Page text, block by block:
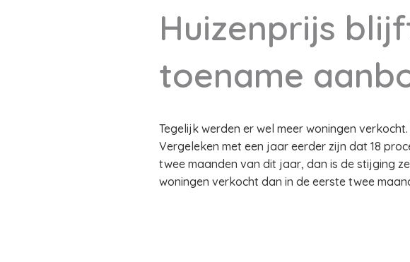
Huizenprijs
toename
Tegelijk werden er wel meer woningen
Vergeleken met een jaar eerder zijn dat 18
twee maanden van dit jaar, dan is de stijging
woningen verkocht dan in de eerste twee